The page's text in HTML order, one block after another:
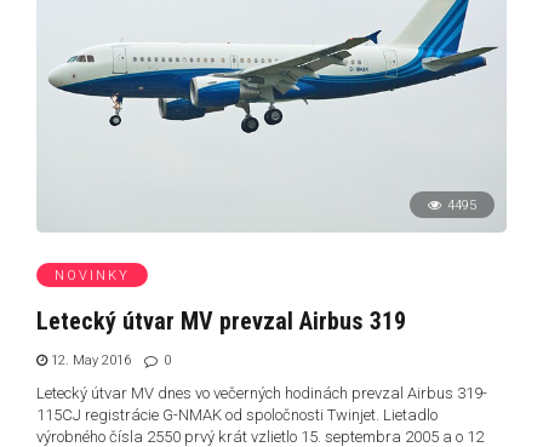
4495
NOVINKY
Letecký útvar MV prevzal Airbus 319
12. May 2016 0
Letecký útvar MV dnes vo večerných hodinách prevzal Airbus 319-
115CJ registrácie G-NMAK od spoločnosti Twinjet. Lietadlo
výrobného čísla 2550 prvý krát vzlietlo 15. septembra 2005 a o 12